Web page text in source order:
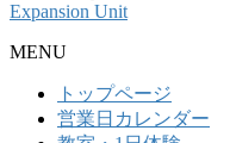
Expansion Unit
MENU
トップページ
営業日カレンダー